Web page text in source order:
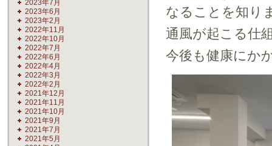
2023年7月
2023年6月
2023年2月
2022年11月
2022年10月
2022年7月
2022年6月
2022年4月
2022年3月
2022年2月
2021年12月
2021年11月
2021年10月
2021年9月
2021年7月
2021年5月
なることを知り
通風が起こる仕
今後も健康にか